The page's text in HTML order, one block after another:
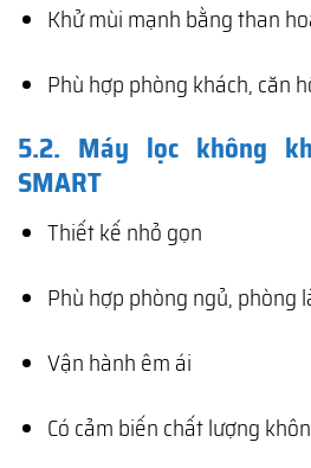
Khử mùi mạnh bằng than
Phù hợp phòng khách, căn
5.2. Máy lọc không
SMART
Thiết kế nhỏ gọn
Phù hợp phòng ngủ, phòng
Vận hành êm ái
Có cảm biến chất lượng